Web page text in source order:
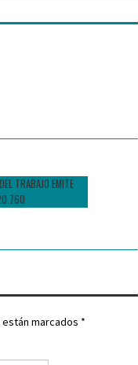
TRABAJO EMITE
marcados *